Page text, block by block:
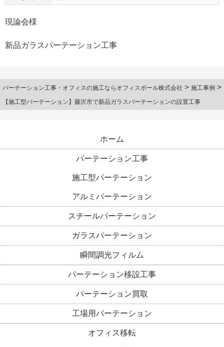
現論会様
新品ガラスパーテーション工事
パーテーション工事・オフィスの施工ならオフィスボール株式会社 > 施工事例 >
【施工型パーテーション】藤沢市で新品ガラスパーテーションの設置工事
ホーム
パーテーション工事
施工型パーテーション
アルミパーテーション
スチールパーテーション
ガラスパーテーション
瞬間調光フィルム
パーテーション移設工事
パーテーション買取
工場用パーテーション
オフィス移転